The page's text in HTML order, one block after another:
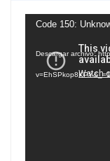
Reproductor
vídeo
Code 150:
Descargar archivo:
v=EhSPkop8KPY&_=1